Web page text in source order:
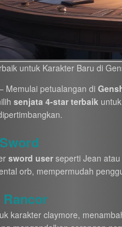
untuk Karakter Baru di
Memulai petualangan di
senjata 4-star terbaikuntuk
sword userseperti Jean atau
orb, mempermudah
karakter claymore,